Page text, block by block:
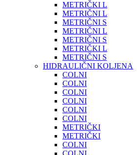
METRIČKI L
METRIČNI L
METRIČNI S
METRIČNI L
METRIČNI S
METRIČKI L
METRIČNI S
HIDRAULIČNI KOLJENA
COLNI
COLNI
COLNI
COLNI
COLNI
COLNI
METRIČKI
METRIČKI
COLNI
COLNI